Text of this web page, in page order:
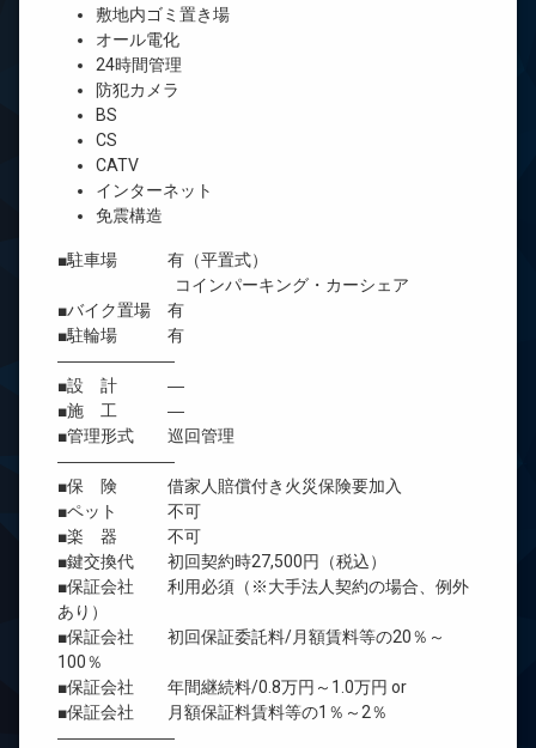
敷地内ゴミ置き場
オール電化
24時間管理
防犯カメラ
BS
CS
CATV
インターネット
免震構造
■駐車場 有（平置式）
コインパーキング・カーシェア
■バイク置場 有
■駐輪場 有
―――――――
■設 計 ―
■施 工 ―
■管理形式 巡回管理
―――――――
■保 険 借家人賠償付き火災保険要加入
■ペット 不可
■楽 器 不可
■鍵交換代 初回契約時27,500円（税込）
■保証会社 利用必須（※大手法人契約の場合、例外
あり）
■保証会社 初回保証委託料/月額賃料等の20％～
100％
■保証会社 年間継続料/0.8万円～1.0万円 or
■保証会社 月額保証料賃料等の1％～2％
―――――――